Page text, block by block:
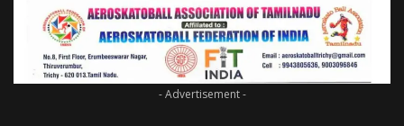
- Advertisement -